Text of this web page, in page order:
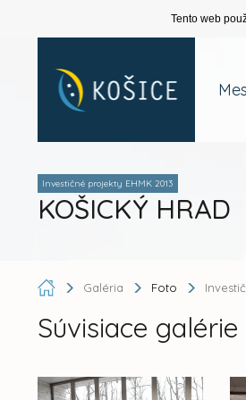
Tento web
Investičné projekty EHMK 2013
KOŠICKÝ HRAD
Galéria Foto
Súvisiace galérie